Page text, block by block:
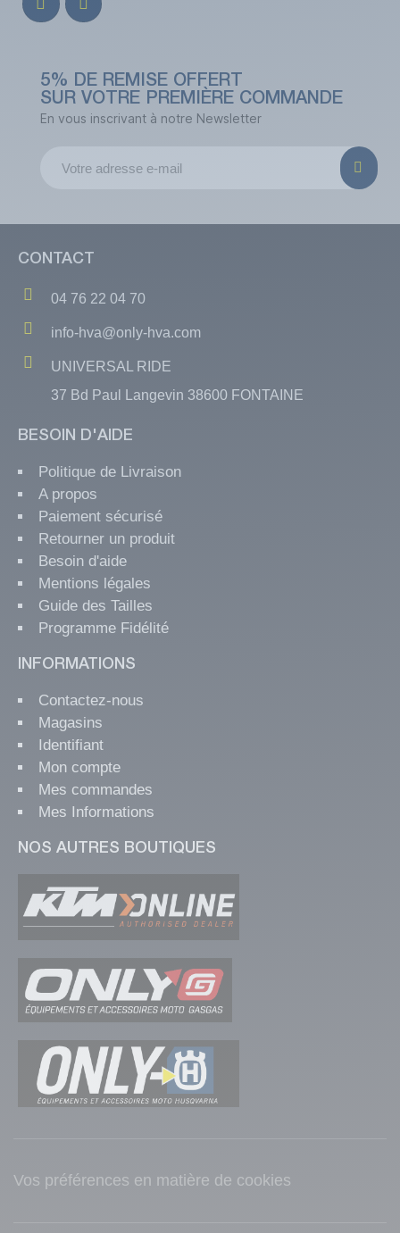
5% DE REMISE OFFERT
SUR VOTRE PREMIÈRE COMMANDE
En vous inscrivant à notre Newsletter
CONTACT
04 76 22 04 70
info-hva@only-hva.com
UNIVERSAL RIDE
37 Bd Paul Langevin 38600 FONTAINE
BESOIN D'AIDE
Politique de Livraison
A propos
Paiement sécurisé
Retourner un produit
Besoin d'aide
Mentions légales
Guide des Tailles
Programme Fidélité
INFORMATIONS
Contactez-nous
Magasins
Identifiant
Mon compte
Mes commandes
Mes Informations
NOS AUTRES BOUTIQUES
Vos préférences en matière de cookies